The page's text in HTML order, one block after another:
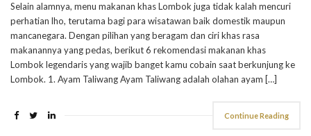
Selain alamnya, menu makanan khas Lombok juga tidak kalah mencuri
perhatian lho, terutama bagi para wisatawan baik domestik maupun
mancanegara. Dengan pilihan yang beragam dan ciri khas rasa
makanannya yang pedas, berikut 6 rekomendasi makanan khas
Lombok legendaris yang wajib banget kamu cobain saat berkunjung ke
Lombok. 1. Ayam Taliwang Ayam Taliwang adalah olahan ayam […]
Continue Reading